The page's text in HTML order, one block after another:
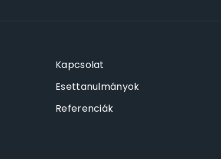
Kapcsolat
Esettanulmányok
Referenciák